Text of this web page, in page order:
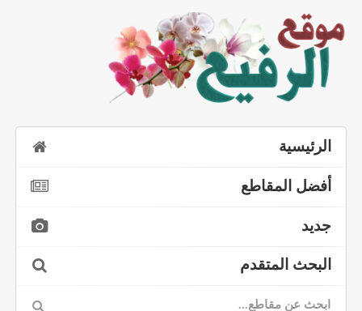
الرئيسية
أفضل المقاطع
جديد
البحث المتقدم